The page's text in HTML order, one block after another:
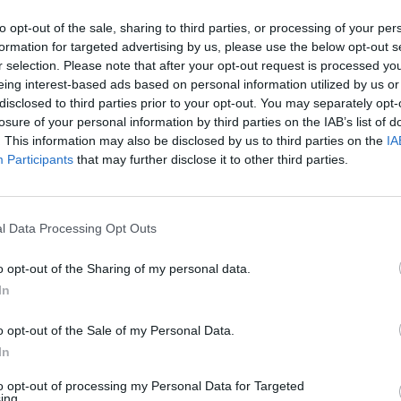
opt-out of the sale, sharing to third parties, or processing of your
for targeted advertising by us, please use the below opt-out
selection. Please note that after your opt-out request is processed
interest-based ads based on personal information utilized by us
to third parties prior to your opt-out. You may separately
of your personal information by third parties on the IAB’s list of
This information may also be disclosed by us to third parties on the
Participants that may further disclose it to other third parties.
Data Processing Opt Outs
opt-out of the Sharing of my personal data.
opt-out of the Sale of my Personal Data.
opt-out of processing my Personal Data for Targeted
i Rogaland. De riksdekkende kommersielle
Tall fra Kantar TNS viser at P4 og Radio
FM i Nordland i januar. Nordland var det første
slukket både NRK og de kommersielle kanalene
FM-slukkingen.
en økning i lytteroppslutningen og god fart i riktig
å doble lytteroppslutningen her lokalt, men at FM-
i Radio 102, Thor Magnar Thorsen.
FM og internett og skal fortsette å sende på FM,
nettet med stadig flere sendere og vi satser på at i
sier Thorsen.
DAB-sender på Stord og det betyr at Radio 102 i